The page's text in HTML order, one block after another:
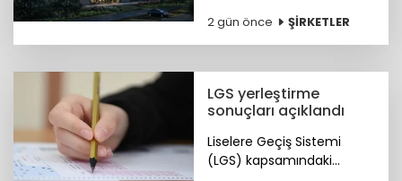
artışla 88,5 milyar liraya
ulaştı.
2 gün önce ŞİRKETLER
LGS yerleştirme
sonuçları açıklandı
Liselere Geçiş Sistemi
(LGS) kapsamındaki